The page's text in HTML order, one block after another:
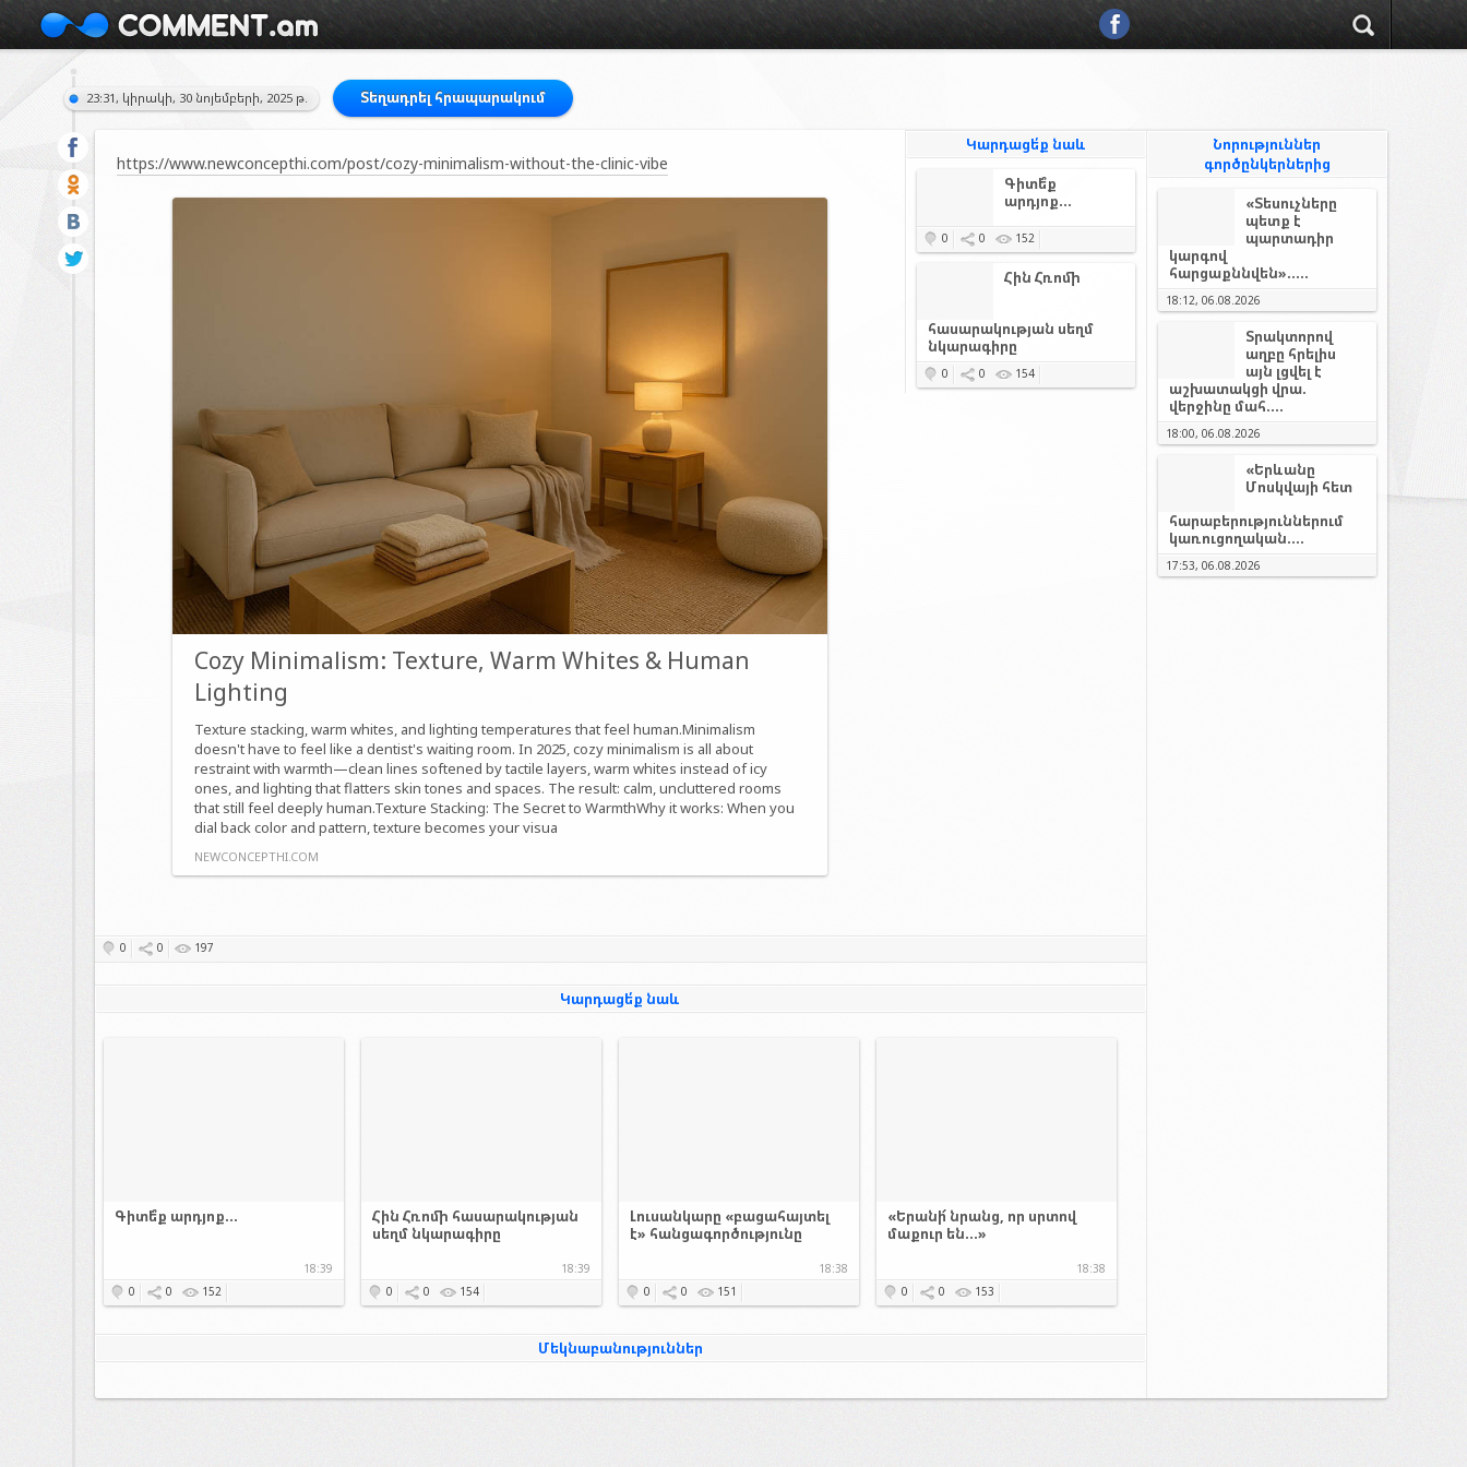
23:31, կիրակի, 30 նոյեմբերի, 2025 թ. Տեղադրել հրապարակում
Նորություններ
գործընկերներից
«Տեսուչները
պետք է
պարտադիր
կարգով
հարցաքննվեն».....
18:12, 06.08.2026
Տրակտորով
աղբը հրելիս
այն լցվել է
աշխատակցի վրա.
վերջինը մահ....
18:00, 06.08.2026
«Երևանը
Մոսկվայի հետ
հարաբերություններում
կառուցողական....
17:53, 06.08.2026
Կարդացե՛ք նաև
Գիտե՞ք
արդյոք...
0 0 152
Հին Հռոմի
հասարակության սեղմ
նկարագիրը
0 0 154
https://www.newconcepthi.com/post/cozy-minimalism-without-the-clinic-vibe
Cozy Minimalism: Texture, Warm Whites & Human
Lighting
Texture stacking, warm whites, and lighting temperatures that feel human.Minimalism
doesn't have to feel like a dentist's waiting room. In 2025, cozy minimalism is all about
restraint with warmth—clean lines softened by tactile layers, warm whites instead of icy
ones, and lighting that flatters skin tones and spaces. The result: calm, uncluttered rooms
that still feel deeply human.Texture Stacking: The Secret to WarmthWhy it works: When you
dial back color and pattern, texture becomes your visua
NEWCONCEPTHI.COM
0 0 197
Կարդացե՛ք նաև
Գիտե՞ք արդյոք...
18:39
0
0 152
Հին Հռոմի հասարակության
սեղմ նկարագիրը
18:39
0
0 154
Լուսանկարը «բացահայտել
է» հանցագործությունը
18:38
0
0 151
«Երանի՜ նրանց, որ սրտով
մաքուր են...»
18:38
0
0 153
Մեկնաբանություններ